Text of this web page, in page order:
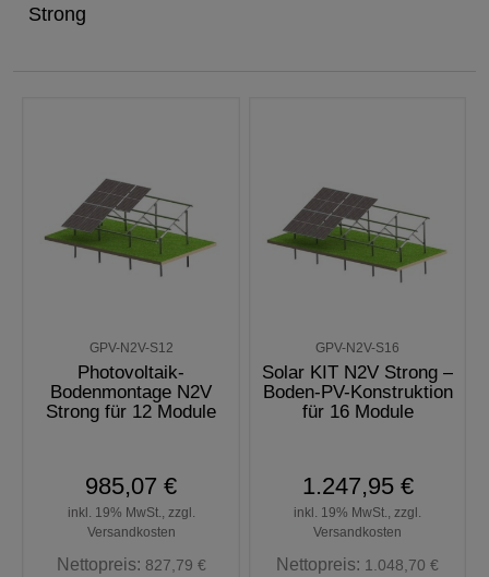
Strong
GPV-N2V-S12
Photovoltaik-
Bodenmontage N2V
Strong für 12 Module
985,07 €
inkl. 19% MwSt., zzgl.
Versandkosten
Nettopreis: 827,79 €
GPV-N2V-S16
Solar KIT N2V Strong –
Boden-PV-Konstruktion
für 16 Module
1.247,95 €
inkl. 19% MwSt., zzgl.
Versandkosten
Nettopreis: 1.048,70 €